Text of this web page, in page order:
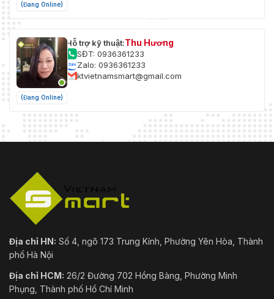
(Đang Online)
(Đang Online)
Hỗ trợ kỹ thuật:Thu Hương
SĐT: 0936361233
Zalo: 0936361233
ktvietnamsmart@gmail.com
Địa chỉ HN: Số 4, ngõ 173 Trung Kính, Phường Yên Hòa, Thành
phố Hà Nội
Địa chỉ HCM: 26/2 Đường 702 Hồng Bàng, Phường Minh
Phụng, Thành phố Hồ Chí Minh